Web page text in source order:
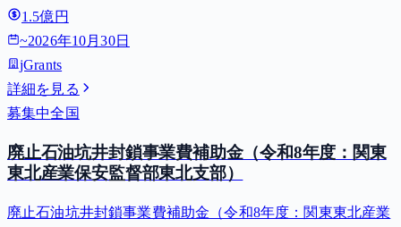
1.5億円
~2026年10月30日
jGrants
詳細を見る
募集中全国
廃止石油坑井封鎖事業費補助金（令和8年度：関東
東北産業保安監督部東北支部）
廃止石油坑井封鎖事業費補助金（令和8年度：関東東北産業